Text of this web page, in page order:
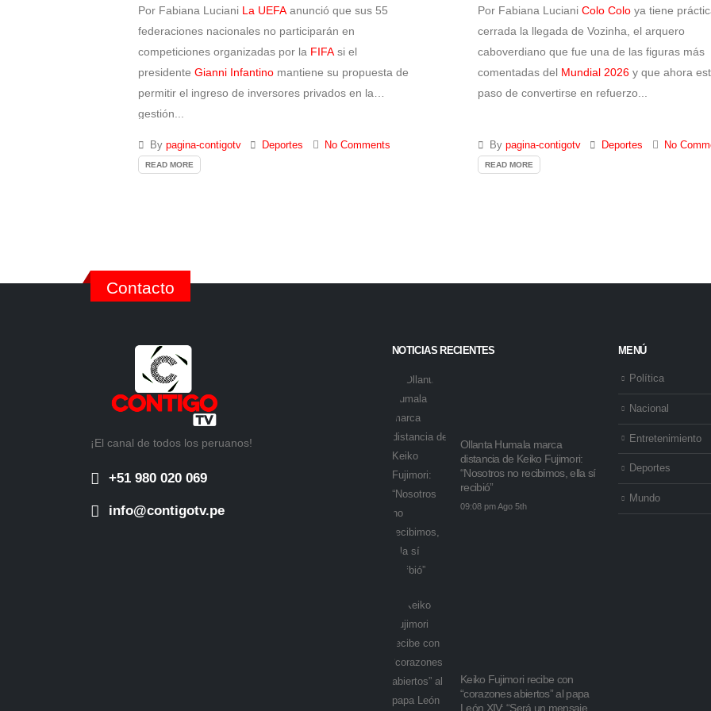
Por Fabiana Luciani La UEFA anunció que sus 55
federaciones nacionales no participarán en
competiciones organizadas por la FIFA si el
presidente Gianni Infantino mantiene su propuesta de
permitir el ingreso de inversores privados en la
gestión...
By pagina-contigotv Deportes No Comments
READ MORE
Por Fabiana Luciani Colo Coloya tiene
cerrada la llegada de Vozinha, el arquero
caboverdiano que fue una de las figuras más
comentadas del Mundial 2026y que ahora
paso de convertirse en refuerzo...
By pagina-contigotv Deportes No
READ MORE
Contacto
¡El canal de todos los peruanos!
+51 980 020 069
info@contigotv.pe
NOTICIAS RECIENTES
Ollanta Humala marca
distancia de Keiko Fujimori:
“Nosotros no recibimos, ella sí
recibió”
09:08 pm Ago 5th
Keiko Fujimori recibe con
“corazones abiertos” al papa
León XIV: “Será un mensaje
MENÚ
Política
Nacional
Entretenimiento
Deportes
Mundo